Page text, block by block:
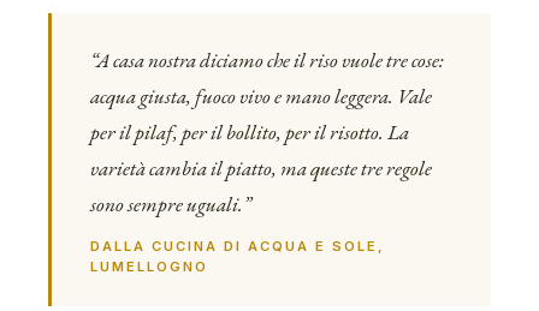
“A casa nostra diciamo che il riso vuole tre cose:
acqua giusta, fuoco vivo e mano leggera. Vale
per il pilaf, per il bollito, per il risotto. La
varietà cambia il piatto, ma queste tre regole
sono sempre uguali.”
DALLA CUCINA DI ACQUA E SOLE,
LUMELLOGNO